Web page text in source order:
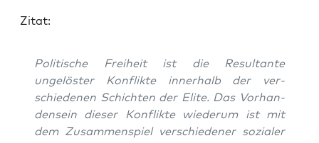
Zitat:
Poli­tis­che Frei­heit ist die Resul­tante
ungelöster Kon­flik­te inner­halb der ver­
schiede­nen Schicht­en der Elite. Das Vorhan­
den­sein dieser Kon­flik­te wiederum ist mit
dem Zusam­men­spiel ver­schieden­er sozialer